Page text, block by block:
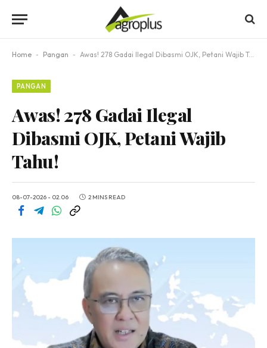
Home - Pangan - Awas! 278 Gadai Ilegal Dibasmi OJK, Petani Wajib Tahu!
PANGAN
Awas! 278 Gadai Ilegal
Dibasmi OJK, Petani Wajib
Tahu!
08-07-2026 - 02.06 2 MINS READ